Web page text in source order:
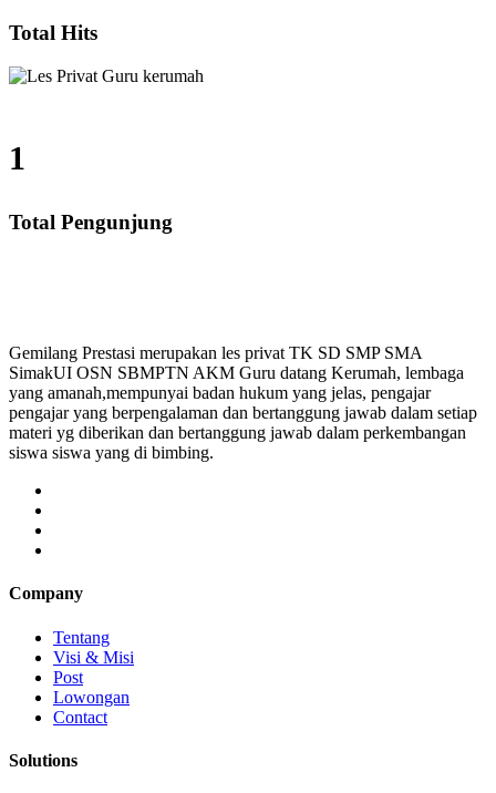
Total Hits
1
Total Pengunjung
Gemilang Prestasi merupakan les privat TK SD SMP SMA
SimakUI OSN SBMPTN AKM Guru datang Kerumah, lembaga
yang amanah,mempunyai badan hukum yang jelas, pengajar
pengajar yang berpengalaman dan bertanggung jawab dalam setiap
materi yg diberikan dan bertanggung jawab dalam perkembangan
siswa siswa yang di bimbing.
Company
Tentang
Visi & Misi
Post
Lowongan
Contact
Solutions